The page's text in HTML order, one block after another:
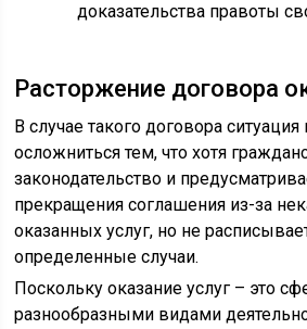
доказательства правоты
Расторжение договора
В случае такого договора
осложниться тем, что хотя
законодательство и
прекращения соглашения из-за
оказанных услуг, но не
определенные случаи.
Поскольку оказание услуг – это
разнообразными видами